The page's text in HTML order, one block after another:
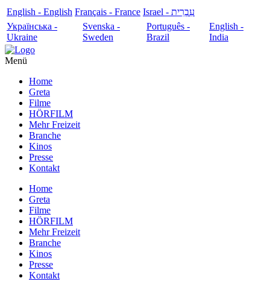
English - English Français - France
עִבְרִית - Israel
Українська -
Ukraine
Svenska -
Sweden
Português -
Brazil
English -
India
Menü
Home
Greta
Filme
HÖRFILM
Mehr Freizeit
Branche
Kinos
Presse
Kontakt
Home
Greta
Filme
HÖRFILM
Mehr Freizeit
Branche
Kinos
Presse
Kontakt